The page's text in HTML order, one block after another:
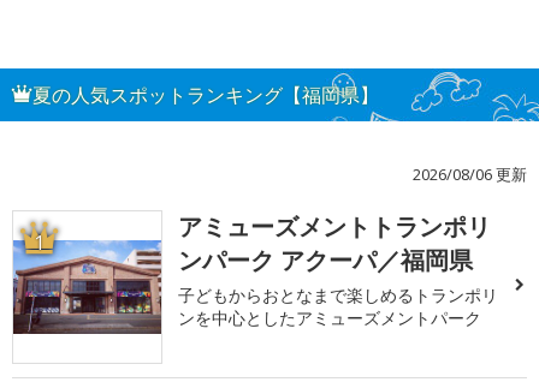
夏の人気スポットランキング【福岡県】
2026/08/06 更新
1
アミューズメントトランポリ
ンパーク アクーパ／福岡県
子どもからおとなまで楽しめるトランポリ
ンを中心としたアミューズメントパーク